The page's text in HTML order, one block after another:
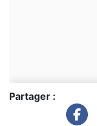
Partager :